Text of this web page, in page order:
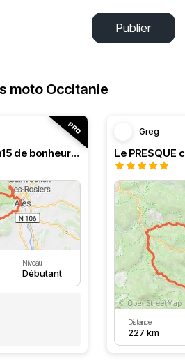
Publier
moto Occitanie
1h – A l’Ouest d’Alès, 1h15 de bonheur (HSRF23)
Niveau
Débutant
Greg
Distance
227 km